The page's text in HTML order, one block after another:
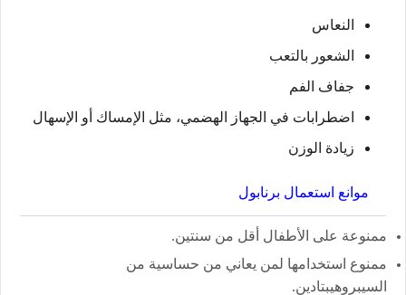
النعاس
الشعور بالتعب
جفاف الفم
اضطرابات في الجهاز الهضمي، مثل الإمساك أو الإسهال
زيادة الوزن
موانع استعمال برنابول
ممنوعة على الأطفال أقل من سنتين.
ممنوع استخدامها لمن يعاني من حساسية من
السيبروهيبتادين.